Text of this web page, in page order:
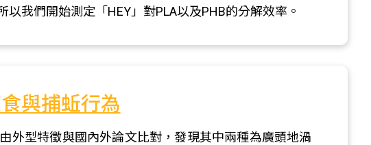
我們開始測定「HEY」對PLA以及PHB的分解效率。
與捕蚯行為
外型特徵與國內外論文比對，發現其中兩種為廣頭地渦